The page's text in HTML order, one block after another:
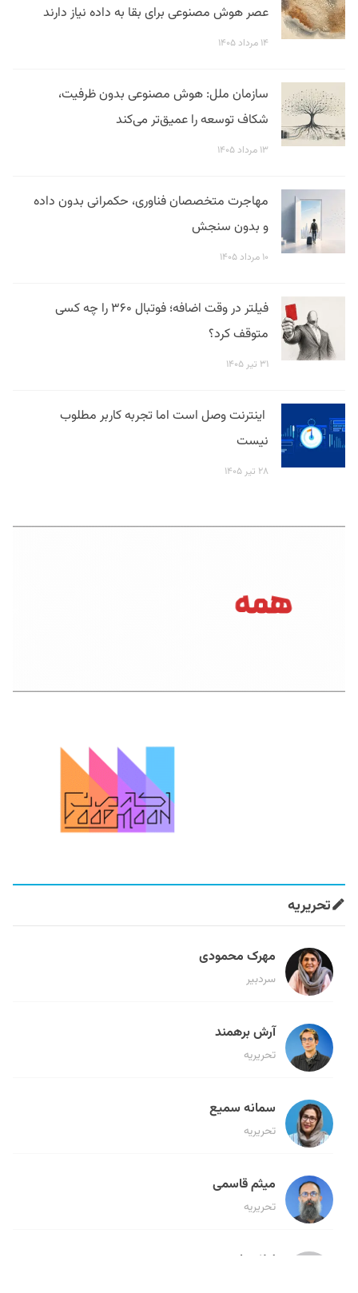
عصر هوش مصنوعی برای بقا به داده نیاز دارند
۱۴ مرداد ۱۴۰۵
سازمان ملل: هوش مصنوعی بدون ظرفیت،
شکاف توسعه را عمیق‌تر می‌کند
۱۳ مرداد ۱۴۰۵
مهاجرت متخصصان فناوری، حکمرانی بدون داده
و بدون سنجش
۱۰ مرداد ۱۴۰۵
فیلتر در وقت اضافه؛ فوتبال ۳۶۰ را چه کسی
متوقف کرد؟
۳۱ تیر ۱۴۰۵
اینترنت وصل است اما تجربه کاربر مطلوب
نیست
۲۸ تیر ۱۴۰۵
تحریریه
مهرک محمودی
سردبیر
آرش برهمند
تحریریه
سمانه سمیع
تحریریه
میثم قاسمی
تحریریه
لیلا حنارود